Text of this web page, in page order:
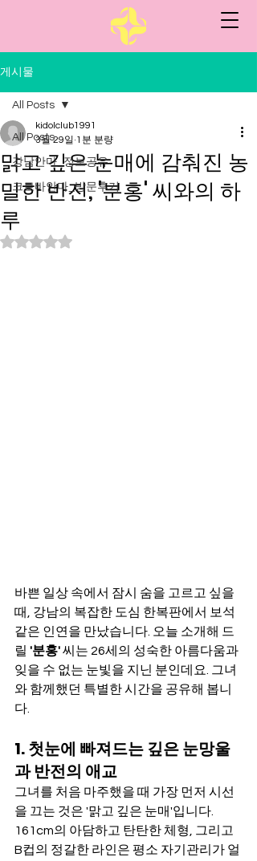
게시물
All Posts
강남안마_정보공유
크로바안마_방문후기
All Posts
맑고 깊은 눈매에 감춰진 농
밀한 반전, '분홍' 씨와의 하
루
kidolclub1991
3월 29일 1분 분량
별점 5점 중 NaN점을 주었습니다.
바쁜 일상 속에서 잠시 숨을 고르고 싶을
때, 강남의 복잡한 도심 한복판에서 보석
같은 인연을 만났습니다. 오늘 소개해 드
릴 '분홍' 씨는 26세의 성숙한 아름다움과
잊을 수 없는 눈빛을 지닌 분인데요. 그녀
와 함께했던 특별한 시간을 공유해 봅니
다.
1. 첫눈에 빠져드는 깊은 눈망울
과 반전의 애교
그녀를 처음 마주했을 때 가장 먼저 시선
을 끄는 것은 '맑고 깊은 눈매'입니다.
161cm의 아담하고 탄탄한 체형, 그리고
B컵의 정갈한 라인은 평소 자기관리가 얼